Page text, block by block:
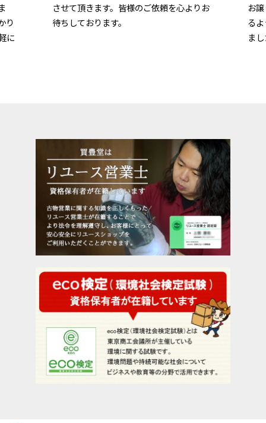
り
に
させて頂きます。皆様のご依頼を心よりお
待ちしております。
お
る
ま